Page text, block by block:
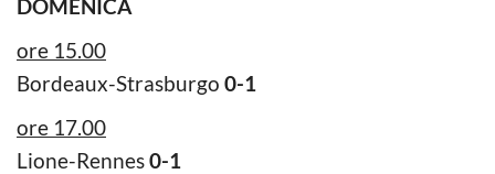
DOMENICA
ore 15.00
Bordeaux-Strasburgo 0-1
ore 17.00
Lione-Rennes0-1